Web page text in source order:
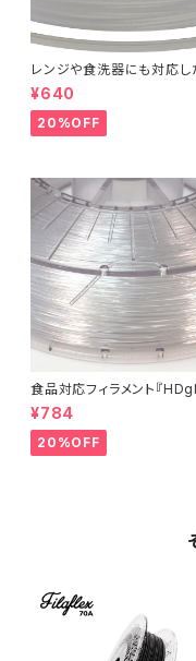
レンジや食洗器にも対応し
entaur PP』：お試しサンプ
M
¥640
20%OFF
食品対応フィラメント『
s』：お試しサンプル 10M
¥784
20%OFF